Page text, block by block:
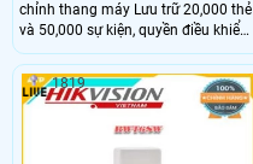
chỉnh thang máy Lưu trữ 20,000 thẻ
và 50,000 sự kiện, quyền điều khiển
128 tầng,Kết nối : TCP/IP và RS-
485;Ngõ vào: Nút bấm khẩn cấp×1;
1 Nút bấm báo cháy×1; 1 Nút bảo
trì×1;Ngõ ra: Rơ le switch cho cửa×4,
rơ le báo động×4 sản phẩm thích
hợp cho các dòng thang máy hiện
1819